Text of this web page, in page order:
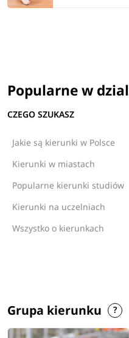
Popularne w
CZEGO SZUKASZ
Jakie są kierunki w Polsce
Kierunki w miastach
Popularne kierunki studiów
Kierunki na uczelniach
Wszystko o kierunkach
Grupa kierunku